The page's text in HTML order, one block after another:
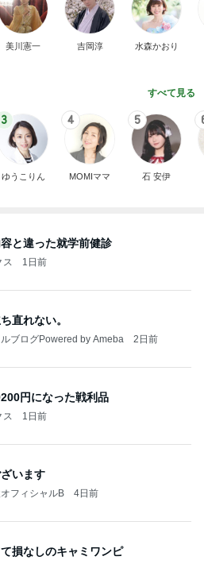
美川憲一 吉岡淳 水森かおり
すべて見る
3
ゆうこりん
4
MOMIママ
5
石 安伊
と違った就学前健診
ス 1日前
直れない。
ブログPowered by Ameba 2日前
円になった戦利品
ス 1日前
います
フィシャルB 4日前
損なしのキャミワンピ